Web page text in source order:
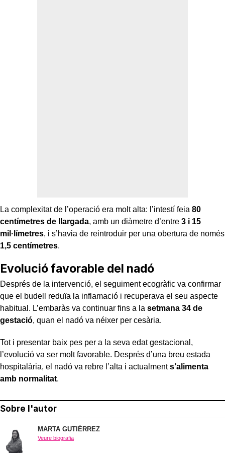
La complexitat de l’operació era molt alta: l’intestí feia 80
centímetres de llargada, amb un diàmetre d’entre 3 i 15
mil·límetres, i s’havia de reintroduir per una obertura de només
1,5 centímetres.
Evolució favorable del nadó
Després de la intervenció, el seguiment ecogràfic va confirmar
que el budell reduïa la inflamació i recuperava el seu aspecte
habitual. L’embaràs va continuar fins a la setmana 34 de
gestació, quan el nadó va néixer per cesària.
Tot i presentar baix pes per a la seva edat gestacional,
l’evolució va ser molt favorable. Després d’una breu estada
hospitalària, el nadó va rebre l’alta i actualments’alimenta
amb normalitat.
Sobre l'autor
MARTA GUTIÉRREZ
Veure biografia